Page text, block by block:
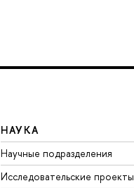
НАУКА
Научные подразделения
Исследовательские проекты